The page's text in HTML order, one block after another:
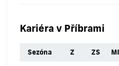
Kariéra v Příbrami
Sezóna Z ZS